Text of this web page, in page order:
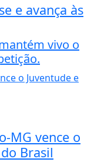
e avança às
vivo o
MG vence o
Brasil